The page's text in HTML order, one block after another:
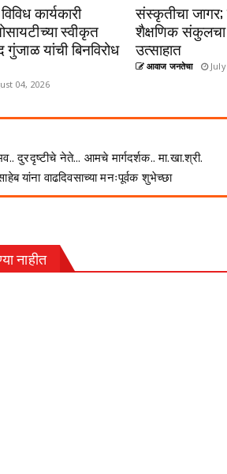
कार्यकारी
स्वीकृत
यांची बिनविरोध
04, 2026
संस्कृतीचा जागर;
शैक्षणिक संकुलचा
उत्साहात
आवाज जनतेचा July
दुरदृष्टीचे नेते... आमचे मार्गदर्शक.. मा.खा.श्री.
यांना वाढदिवसाच्या मनःपूर्वक शुभेच्छा
नाहीत